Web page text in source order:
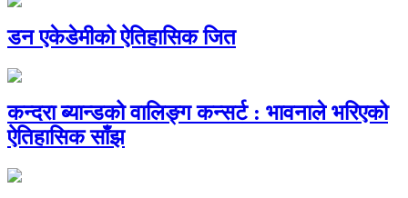
डन एकेडेमीको ऐतिहासिक जित
कन्दरा ब्यान्डको वालिङ्ग कन्सर्ट : भावनाले भरिएको
ऐतिहासिक साँझ